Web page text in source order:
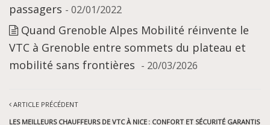
passagers - 02/01/2022
Quand Grenoble Alpes Mobilité réinvente le
VTC à Grenoble entre sommets du plateau et
mobilité sans frontières - 20/03/2026
ARTICLE PRÉCÉDENT
LES MEILLEURS CHAUFFEURS DE VTC À NICE : CONFORT ET SÉCURITÉ GARANTIS